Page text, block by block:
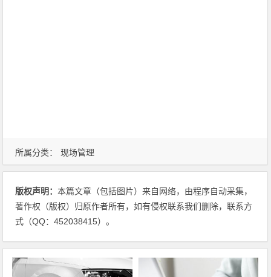
所属分类： 现场管理
版权声明：本篇文章（包括图片）来自网络，由程序自动采集，
著作权（版权）归原作者所有，如有侵权联系我们删除，联系方
式（QQ：452038415）。